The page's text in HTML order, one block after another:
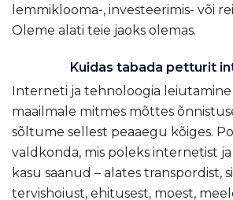
lemmiklooma-, investeerimis- või
Oleme alati teie jaoks olemas.
Kuidas tabada petturit
Interneti ja tehnoloogia
maailmale mitmes mõttes
sõltume sellest peaaegu kõiges.
valdkonda, mis poleks internetist
kasu saanud – alates transpordist,
tervishoiust, ehitusest, moest,